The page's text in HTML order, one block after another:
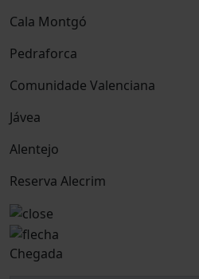
Cala Montgó
Pedraforca
Comunidade Valenciana
Jávea
Alentejo
Reserva Alecrim
Chegada